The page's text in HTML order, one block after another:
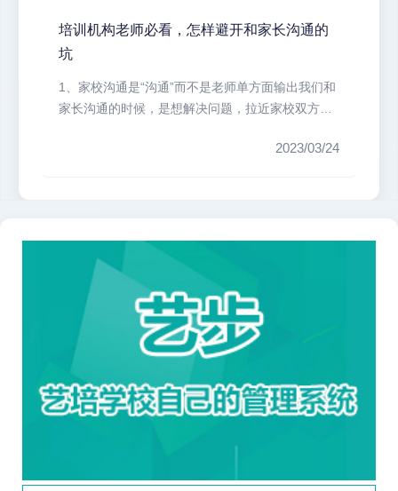
培训机构老师必看，怎样避开和家长沟通的
坑
1、家校沟通是“沟通”而不是老师单方面输出我们和
家长沟通的时候，是想解决问题，拉近家校双方的
2023/03/24